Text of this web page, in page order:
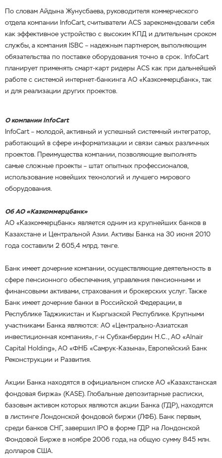
По словам Айдына Жунусбаева, руководителя коммерческого
отдела компании InfoСart, считыватели ACS зарекомендовали себя
как эффективное устройство с высоким КПД и длительным сроком
службы, а компания ISBC – надежным партнером, выполняющим
обязательства по поставке оборудования точно в срок. InfoСart
планирует применять смарт-карт ридеры ACS как при дальнейшей
работе с системой интернет-банкинга АО «Казкоммерцбанк», так
и для реализации других проектов.
О компанииInfoСart
InfoСart – молодой, активный и успешный системный интегратор,
работающий в сфере информатизации и связи самых различных
проектов. Преимущества компании, позволяющие выполнять
самые сложные проекты – штат опытных профессионалов,
использование новейших технологий и лучшего мирового
оборудования.
Об АО «Казкоммерцбанк»
АО «Казкоммерцбанк» является одним из крупнейших банков в
Казахстане и Центральной Азии. Активы Банка на 30 июня 2010
года составили 2 605,4 млрд. тенге.
Банк имеет дочерние компании, осуществляющие деятельность в
сфере пенсионного обеспечения, управления пенсионными и
финансовыми активами, страхования и брокерских услуг. Также
Банк имеет дочерние банки в Российской Федерации, в
Республике Таджикистан и Кыргызской Республике. Крупными
участниками Банка являются: АО «Центрально-Азиатская
инвестиционная компания», г-н Субханбердин Н.С., АО «Alnair
Capital Holding», АО «ФНБ «Самрук-Казына», Европейский Банк
Реконструкции и Развития.
Акции Банка находятся в официальном списке АО «Казахстанская
фондовая биржа» (KASE). Глобальные депозитарные расписки,
базовым активом которых являются акции Банка (ГДР), находятся
в листинге Лондонской фондовой биржи (ЛФБ). Банк первым,
среди банков СНГ, завершил IPO в форме ГДР на Лондонской
Фондовой Бирже в ноябре 2006 года, на общую сумму 845 млн.
долларов США.